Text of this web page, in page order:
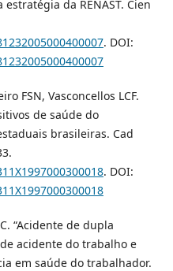
da RENAST. Cien
. DOI:
FSN, Vasconcellos LCF.
de saúde do
brasileiras. Cad
. DOI:
“Acidente de dupla
acidente do trabalho e
em saúde do trabalhador.